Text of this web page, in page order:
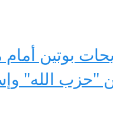
بوتين
"حزب الله"